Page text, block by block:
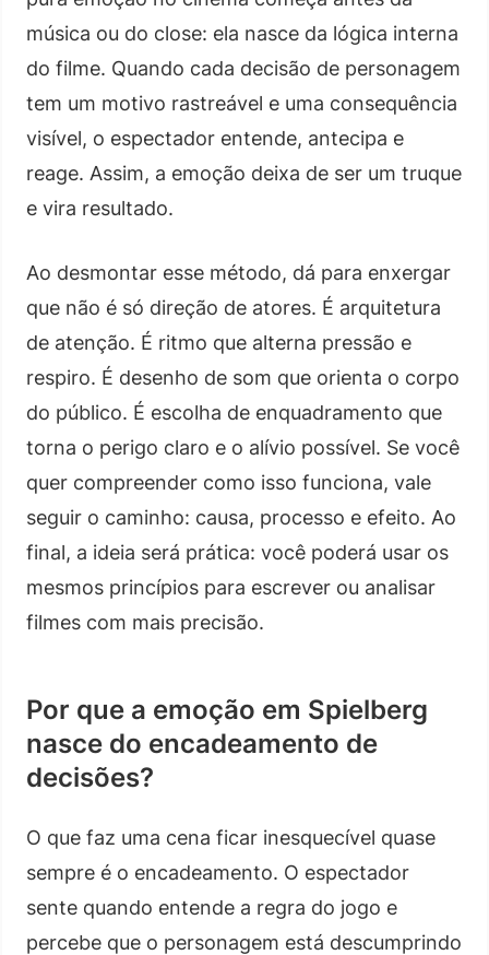
música ou do close: ela nasce da lógica interna
do filme. Quando cada decisão de personagem
tem um motivo rastreável e uma consequência
visível, o espectador entende, antecipa e
reage. Assim, a emoção deixa de ser um truque
e vira resultado.
Ao desmontar esse método, dá para enxergar
que não é só direção de atores. É arquitetura
de atenção. É ritmo que alterna pressão e
respiro. É desenho de som que orienta o corpo
do público. É escolha de enquadramento que
torna o perigo claro e o alívio possível. Se você
quer compreender como isso funciona, vale
seguir o caminho: causa, processo e efeito. Ao
final, a ideia será prática: você poderá usar os
mesmos princípios para escrever ou analisar
filmes com mais precisão.
Por que a emoção em Spielberg
nasce do encadeamento de
decisões?
O que faz uma cena ficar inesquecível quase
sempre é o encadeamento. O espectador
sente quando entende a regra do jogo e
percebe que o personagem está descumprindo